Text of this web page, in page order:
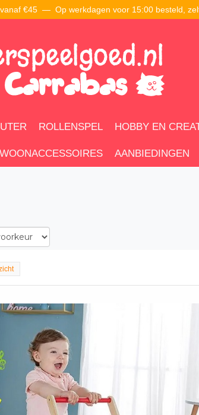
vanaf €45 — Op werkdagen voor 15:00 besteld,
ROLLENSPEL HOBBY EN
AANBIEDINGEN